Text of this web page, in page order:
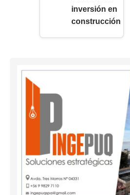
inversión en
construcción